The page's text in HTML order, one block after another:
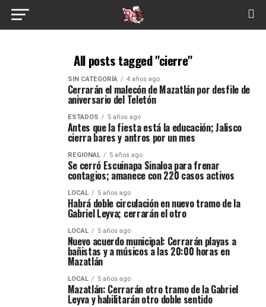
All posts tagged "cierre"
SIN CATEGORÍA 4 años ago
Cerrarán el malecón de Mazatlán por desfile de
aniversario del Teletón
ESTADOS 5 años ago
Antes que la fiesta está la educación; Jalisco
cierra bares y antros por un mes
REGIONAL 5 años ago
Se cerró Escuinapa Sinaloa para frenar
contagios; amanece con 220 casos activos
LOCAL 5 años ago
Habrá doble circulación en nuevo tramo de la
Gabriel Leyva; cerrarán el otro
LOCAL 5 años ago
Nuevo acuerdo municipal: Cerrarán playas a
bañistas y a músicos a las 20:00 horas en
Mazatlán
LOCAL 5 años ago
Mazatlán: Cerrarán otro tramo de la Gabriel
Leyva y habilitarán otro doble sentido